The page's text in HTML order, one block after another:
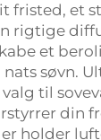
fristed, et
rigtige
et
søvn.
til
din
holder